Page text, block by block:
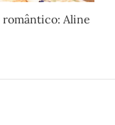
romântico: Aline